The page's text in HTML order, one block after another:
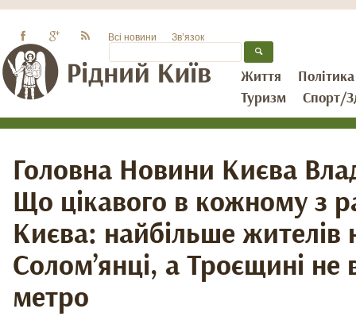
Життя
Політика
Туризм
Спорт/
Всі новини Зв’язок
Головна Новини Києва
Що цікавого в кожному з
Києва: найбільше жителів
Солом’янці, а Троєщині не
метро